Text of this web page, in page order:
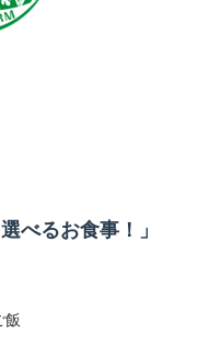
べるお食事！」
飯